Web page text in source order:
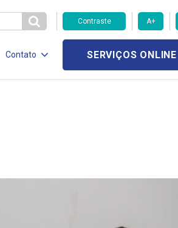
Contraste A+
Contato SERVIÇOS ONLINE